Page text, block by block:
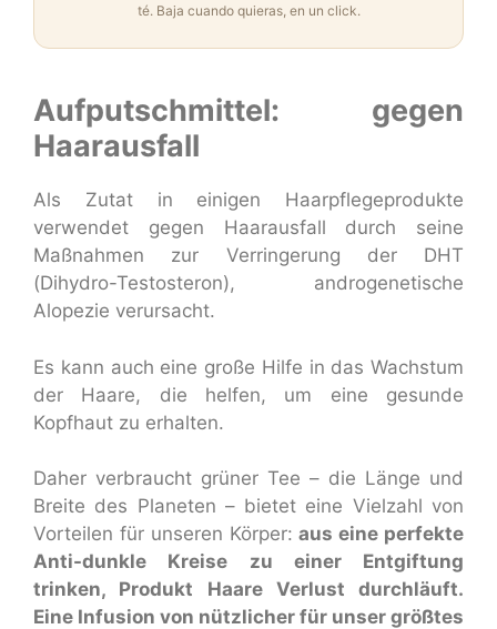
té. Baja cuando quieras, en un click.
Aufputschmittel: gegen
Haarausfall
Als Zutat in einigen Haarpflegeprodukte
verwendet gegen Haarausfall durch seine
Maßnahmen zur Verringerung der DHT
(Dihydro-Testosteron), androgenetische
Alopezie verursacht.
Es kann auch eine große Hilfe in das Wachstum
der Haare, die helfen, um eine gesunde
Kopfhaut zu erhalten.
Daher verbraucht grüner Tee – die Länge und
Breite des Planeten – bietet eine Vielzahl von
Vorteilen für unseren Körper:aus eine perfekte
Anti-dunkle Kreise zu einer Entgiftung
trinken, Produkt Haare Verlust durchläuft.
Eine Infusion von nützlicher für unser größtes